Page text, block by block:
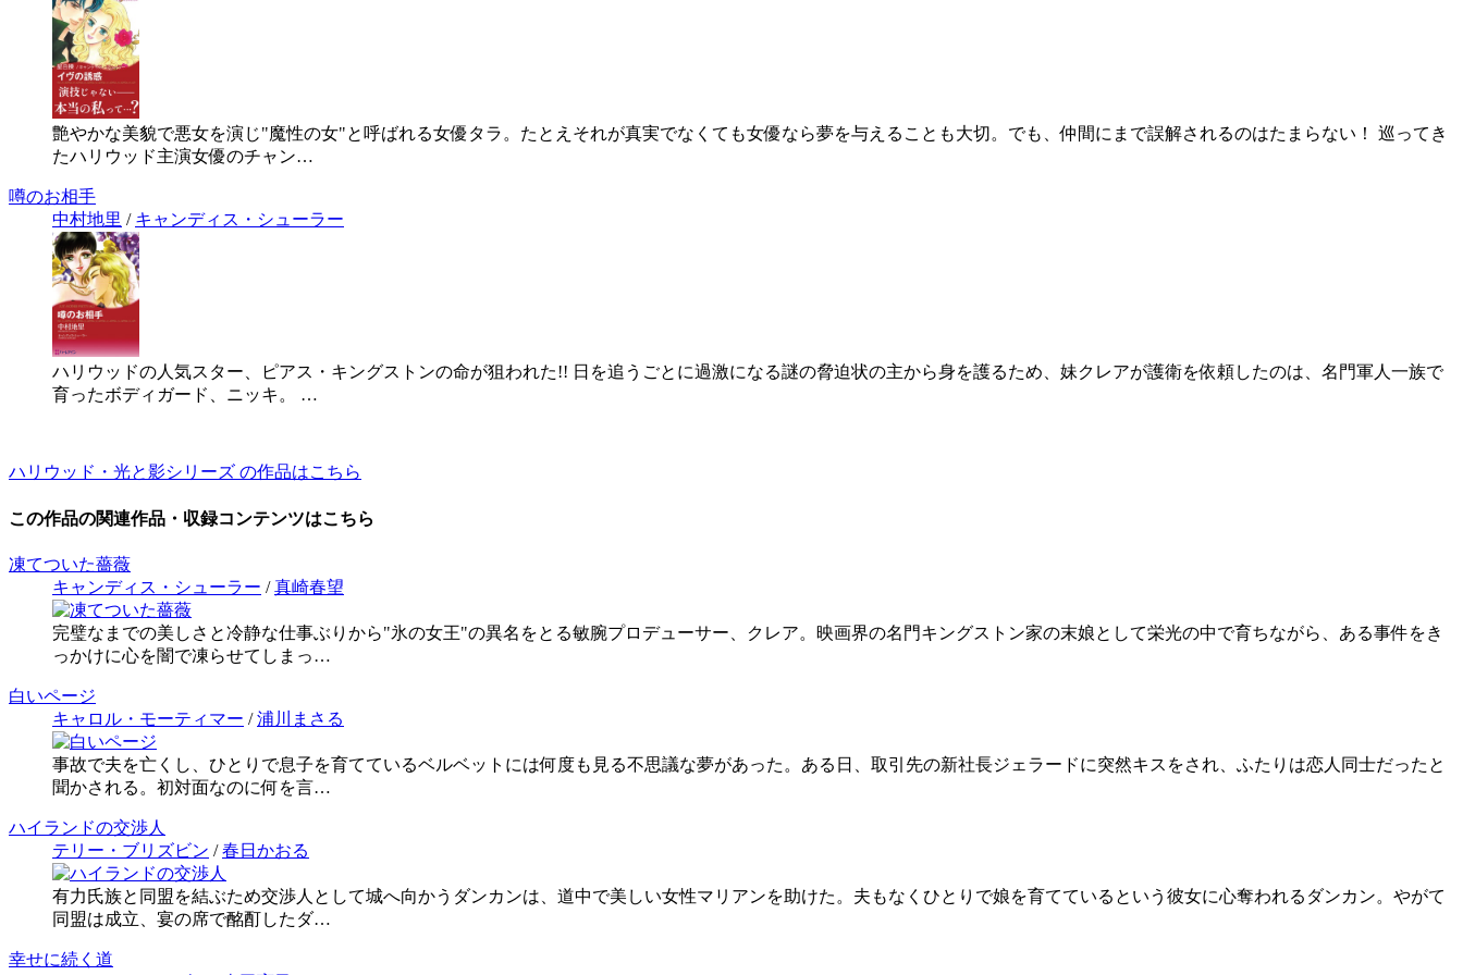
艶やかな美貌で悪女を演じ"魔性の女"と呼ばれる女優タラ。たとえそれが真実でなくても女優なら夢を与えることも大切。でも、仲間にまで誤解されるのはたまらない！ 巡ってき
たハリウッド主演女優のチャン…
噂のお相手
中村地里 / キャンディス・シューラー
ハリウッドの人気スター、ピアス・キングストンの命が狙われた!! 日を追うごとに過激になる謎の脅迫状の主から身を護るため、妹クレアが護衛を依頼したのは、名門軍人一族で
育ったボディガード、ニッキ。 …
ハリウッド・光と影シリーズ の作品はこちら
この作品の関連作品・収録コンテンツはこちら
凍てついた薔薇
キャンディス・シューラー /真崎春望
完璧なまでの美しさと冷静な仕事ぶりから"氷の女王"の異名をとる敏腕プロデューサー、クレア。映画界の名門キングストン家の末娘として栄光の中で育ちながら、ある事件をき
っかけに心を闇で凍らせてしまっ…
白いページ
キャロル・モーティマー /浦川まさる
事故で夫を亡くし、ひとりで息子を育てているベルベットには何度も見る不思議な夢があった。ある日、取引先の新社長ジェラードに突然キスをされ、ふたりは恋人同士だったと
聞かされる。初対面なのに何を言…
ハイランドの交渉人
テリー・ブリズビン /春日かおる
有力氏族と同盟を結ぶため交渉人として城へ向かうダンカンは、道中で美しい女性マリアンを助けた。夫もなくひとりで娘を育てているという彼女に心奪われるダンカン。やがて
同盟は成立、宴の席で酩酊したダ…
幸せに続く道